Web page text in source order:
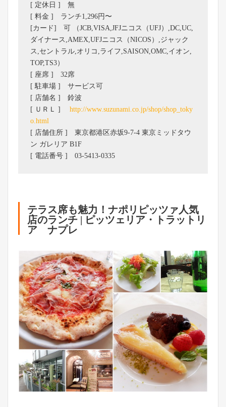
[ 定休日 ] 無
[ 料金 ] ランチ1,296円〜
[カード] 可 （JCB,VISA,JFJニコス（UFJ）,DC,UC,
ダイナース,AMEX,UFJニコス（NICOS）,ジャック
ス,セントラル,オリコ,ライフ,SAISON,OMC,イオン,
TOP,TS3）
[ 座席 ] 32席
[ 駐車場 ] サービス可
[ 店舗名 ] 鈴波
[ ＵＲＬ ] http://www.suzunami.co.jp/shop/shop_toky
o.html
[ 店舗住所 ] 東京都港区赤坂9-7-4 東京ミッドタウ
ン ガレリア B1F
[ 電話番号 ] 03-5413-0335
テラス席も魅力！ナポリピッツァ人気
店のランチ | ピッツェリア・トラットリ
ア ナプレ